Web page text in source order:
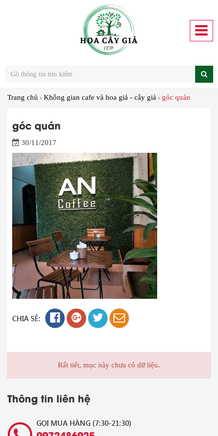
Trang chủ Không gian cafe và hoa giả - cây giả góc quán
góc quán
30/11/2017
CHIA SẺ:
Rất tiết, mục này chưa có dữ liệu.
Thông tin liên hệ
GỌI MUA HÀNG (7:30-21:30)